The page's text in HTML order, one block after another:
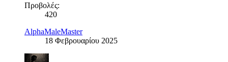
Προβολές:
420
AlphaMaleMaster
18 Φεβρουαρίου 2025